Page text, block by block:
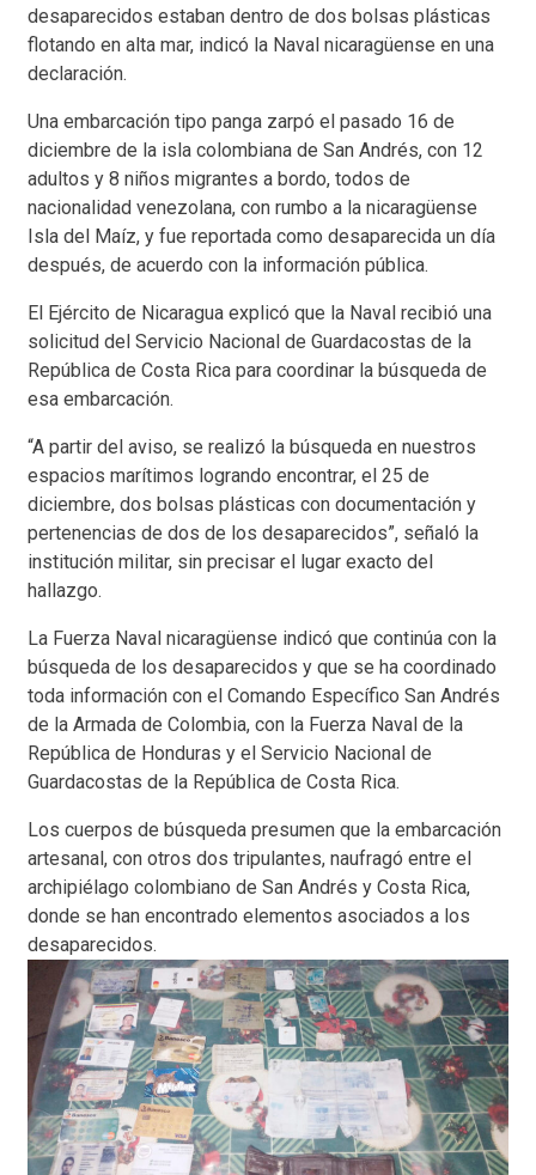
desaparecidos estaban dentro de dos bolsas plásticas
flotando en alta mar, indicó la Naval nicaragüense en una
declaración.
Una embarcación tipo panga zarpó el pasado 16 de
diciembre de la isla colombiana de San Andrés, con 12
adultos y 8 niños migrantes a bordo, todos de
nacionalidad venezolana, con rumbo a la nicaragüense
Isla del Maíz, y fue reportada como desaparecida un día
después, de acuerdo con la información pública.
El Ejército de Nicaragua explicó que la Naval recibió una
solicitud del Servicio Nacional de Guardacostas de la
República de Costa Rica para coordinar la búsqueda de
esa embarcación.
“A partir del aviso, se realizó la búsqueda en nuestros
espacios marítimos logrando encontrar, el 25 de
diciembre, dos bolsas plásticas con documentación y
pertenencias de dos de los desaparecidos”, señaló la
institución militar, sin precisar el lugar exacto del
hallazgo.
La Fuerza Naval nicaragüense indicó que continúa con la
búsqueda de los desaparecidos y que se ha coordinado
toda información con el Comando Específico San Andrés
de la Armada de Colombia, con la Fuerza Naval de la
República de Honduras y el Servicio Nacional de
Guardacostas de la República de Costa Rica.
Los cuerpos de búsqueda presumen que la embarcación
artesanal, con otros dos tripulantes, naufragó entre el
archipiélago colombiano de San Andrés y Costa Rica,
donde se han encontrado elementos asociados a los
desaparecidos.